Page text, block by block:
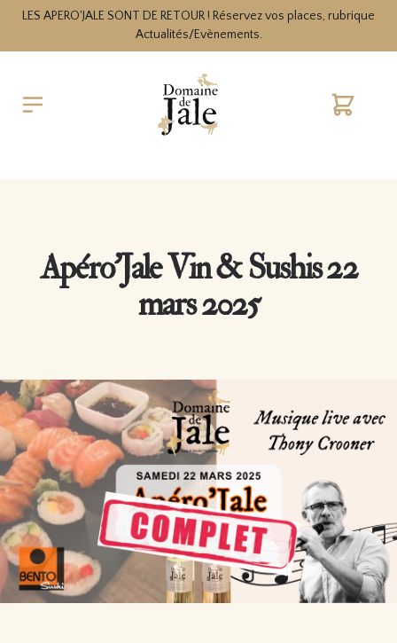
LES APERO'JALE SONT DE RETOUR ! Réservez vos places, rubrique
Actualités/Evènements.
Cart
Apéro’Jale Vin & Sushis 22
mars 2025